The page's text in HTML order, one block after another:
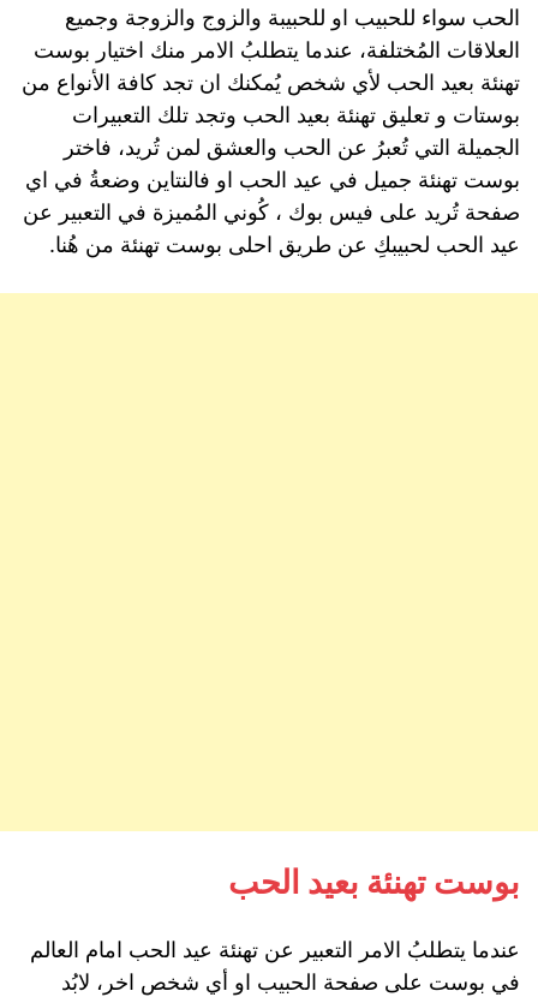
الحب سواء للحبيب او للحبيبة والزوج والزوجة وجميع
العلاقات المُختلفة، عندما يتطلبُ الامر منك اختيار بوست
تهنئة بعيد الحب لأي شخص يُمكنك ان تجد كافة الأنواع من
بوستات و تعليق تهنئة بعيد الحب وتجد تلك التعبيرات
الجميلة التي تُعبرُ عن الحب والعشق لمن تُريد، فاختر
بوست تهنئة جميل في عيد الحب او فالنتاين وضعةُ في اي
صفحة تُريد على فيس بوك ، كُوني المُميزة في التعبير عن
عيد الحب لحبيبكِ عن طريق احلى بوست تهنئة من هُنا.
بوست تهنئة بعيد الحب
عندما يتطلبُ الامر التعبير عن تهنئة عيد الحب امام العالم
في بوست على صفحة الحبيب او أي شخص اخر، لابُد